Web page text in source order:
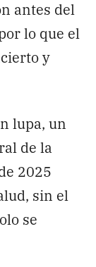
antes del
lo que el
y
lupa, un
de la
2025
sin el
se